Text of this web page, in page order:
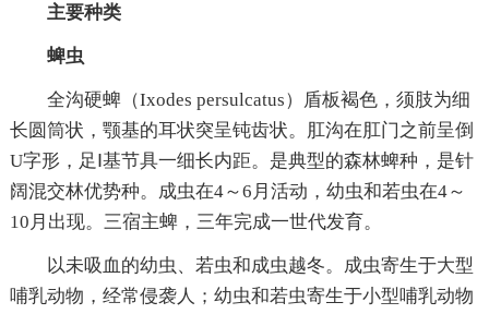
主要种类
蜱虫
全沟硬蜱（Ixodes persulcatus）盾板褐色，须肢为细
长圆筒状，颚基的耳状突呈钝齿状。肛沟在肛门之前呈倒
U字形，足Ⅰ基节具一细长内距。是典型的森林蜱种，是针
阔混交林优势种。成虫在4～6月活动，幼虫和若虫在4～
10月出现。三宿主蜱，三年完成一世代发育。
以未吸血的幼虫、若虫和成虫越冬。成虫寄生于大型
哺乳动物，经常侵袭人；幼虫和若虫寄生于小型哺乳动物